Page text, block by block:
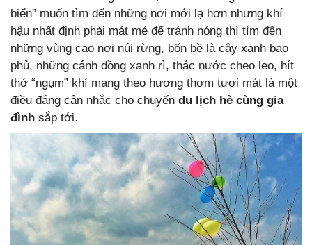
biển” muốn tìm đến những nơi mới lạ hơn nhưng khí
hậu nhất định phải mát mẻ để tránh nóng thì tìm đến
những vùng cao nơi núi rừng, bốn bề là cây xanh bao
phủ, những cánh đồng xanh rì, thác nước cheo leo, hít
thở “ngụm” khí mang theo hương thơm tươi mát là một
điều đáng cân nhắc cho chuyến du lịch hè cùng gia
đình sắp tới.